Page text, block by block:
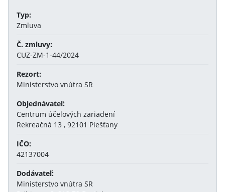
Typ:
Zmluva
Č. zmluvy:
CUZ-ZM-1-44/2024
Rezort:
Ministerstvo vnútra SR
Objednávateľ:
Centrum účelových zariadení
Rekreačná 13 , 92101 Piešťany
IČO:
42137004
Dodávateľ:
Ministerstvo vnútra SR